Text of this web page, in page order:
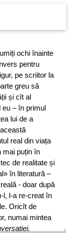
ochi înainte
pentru
pe scriitor la
greu să
și cît al
eu – în primul
lui de a
real din viața
mai puțin în
de realitate și
în literatură –
- doar după
l, l-a re-creat în
Oricît de
numai mintea